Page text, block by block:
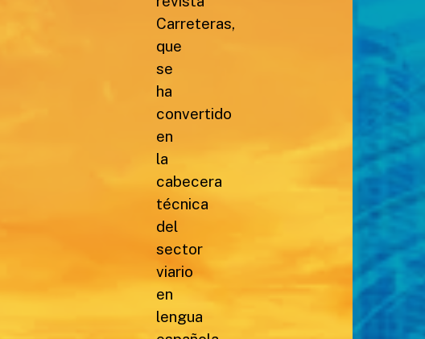
Carreteras,
que
se
ha
convertido
en
la
cabecera
técnica
del
sector
viario
en
lengua